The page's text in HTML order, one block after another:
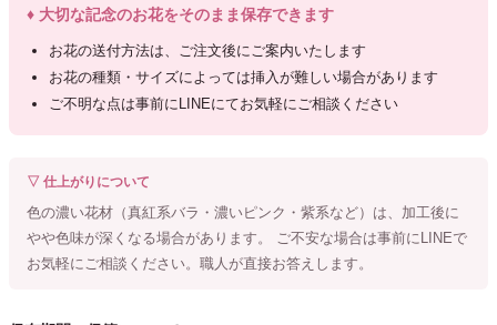
♦ 大切な記念のお花をそのまま保存できます
お花の送付方法は、ご注文後にご案内いたします
お花の種類・サイズによっては挿入が難しい場合があります
ご不明な点は事前にLINEにてお気軽にご相談ください
▽ 仕上がりについて
色の濃い花材（真紅系バラ・濃いピンク・紫系など）は、加工後に
やや色味が深くなる場合があります。 ご不安な場合は事前にLINEで
お気軽にご相談ください。職人が直接お答えします。